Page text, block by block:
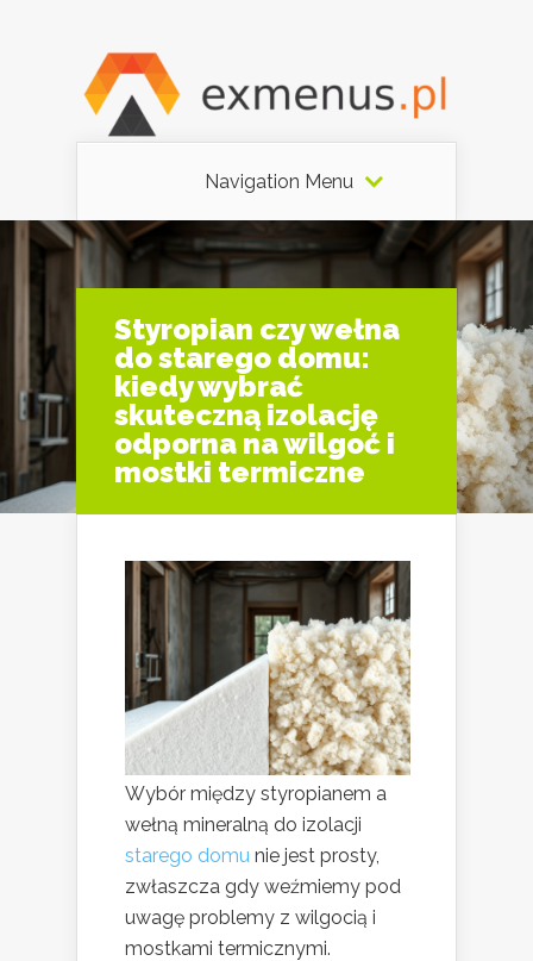
Navigation Menu
Styropian czy wełna
do starego domu:
kiedy wybrać
skuteczną izolację
odporna na wilgoć i
mostki termiczne
Wybór między styropianem a
wełną mineralną do izolacji
starego domu nie jest prosty,
zwłaszcza gdy weźmiemy pod
uwagę problemy z wilgocią i
mostkami termicznymi.